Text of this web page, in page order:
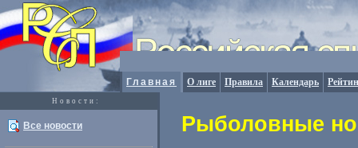
Главная О лиге Правила Календарь
Новости:
Все новости Рыболовные